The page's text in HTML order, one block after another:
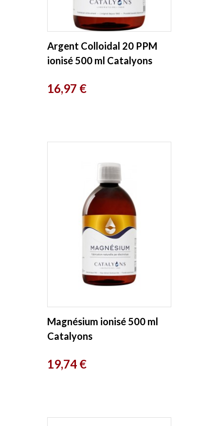
Argent Colloidal 20 PPM
ionisé 500 ml Catalyons
Prix
16,97 €
Magnésium ionisé 500 ml
Catalyons
Prix
19,74 €